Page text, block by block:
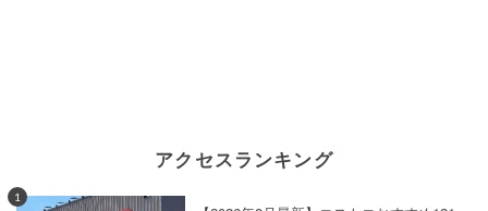
アクセスランキング
1